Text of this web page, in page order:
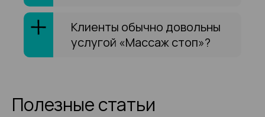
Клиенты обычно довольны
услугой «Массаж стоп»?
Полезные статьи